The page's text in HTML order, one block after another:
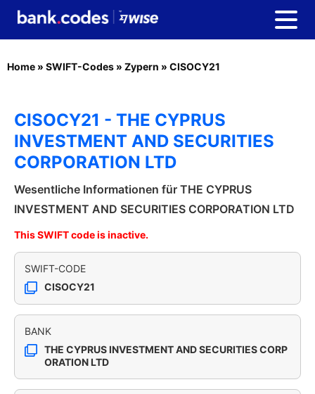
Home » SWIFT-Codes » Zypern » CISOCY21
CISOCY21 - THE CYPRUS
INVESTMENT AND SECURITIES
CORPORATION LTD
Wesentliche Informationen für THE CYPRUS
INVESTMENT AND SECURITIES CORPORATION LTD
This SWIFT code is inactive.
SWIFT-CODE
CISOCY21
BANK
THE CYPRUS INVESTMENT AND SECURITIES CORP
ORATION LTD